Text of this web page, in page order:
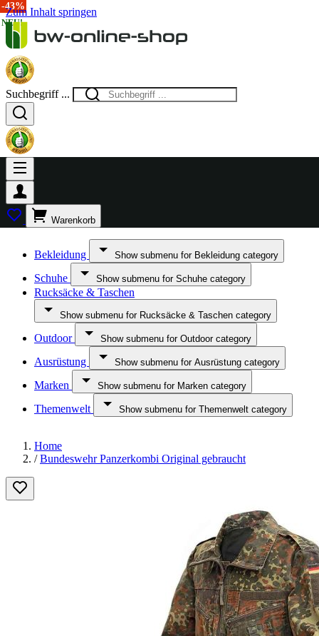
Zum Inhalt springen
Suchbegriff ...
Warenkorb
Bekleidung Show submenu for Bekleidung category
Schuhe Show submenu for Schuhe category
Rucksäcke & Taschen
Show submenu for Rucksäcke & Taschen category
Outdoor Show submenu for Outdoor category
Ausrüstung Show submenu for Ausrüstung category
Marken Show submenu for Marken category
Themenwelt Show submenu for Themenwelt category
Home
/ Bundeswehr Panzerkombi Original gebraucht
NEU!
-20%
NEU!
-43%